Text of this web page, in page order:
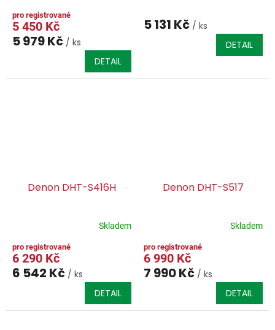
5 450 Kč
5 979 Kč / ks
DETAIL
5 131 Kč / ks
DETAIL
Denon DHT-S416H
Skladem
6 290 Kč
6 542 Kč / ks
DETAIL
Denon DHT-S517
Skladem
6 990 Kč
7 990 Kč / ks
DETAIL